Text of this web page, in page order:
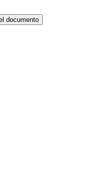
documento